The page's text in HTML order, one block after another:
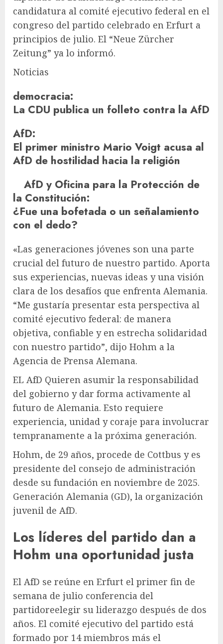
candidatura al comité ejecutivo federal en el
congreso del partido celebrado en Erfurt a
principios de julio. El “Neue Zürcher
Zeitung” ya lo informó.
Noticias
democracia:
La CDU publica un folleto contra la AfD
AfD:
El primer ministro Mario Voigt acusa al
AfD de hostilidad hacia la religión
AfD y Oficina para la Protección de
la Constitución:
¿Fue una bofetada o un señalamiento
con el dedo?
«Las generaciones jóvenes son una parte
crucial del futuro de nuestro partido. Aporta
sus experiencias, nuevas ideas y una visión
clara de los desafíos que enfrenta Alemania.
“Me gustaría presentar esta perspectiva al
comité ejecutivo federal: de manera
objetiva, confiable y en estrecha solidaridad
con nuestro partido”, dijo Hohm a la
Agencia de Prensa Alemana.
EL AfD Quieren asumir la responsabilidad
del gobierno y dar forma activamente al
futuro de Alemania. Esto requiere
experiencia, unidad y coraje para involucrar
tempranamente a la próxima generación.
Hohm, de 29 años, procede de Cottbus y es
presidente del consejo de administración
desde su fundación en noviembre de 2025.
Generación Alemania (GD), la organización
juvenil de AfD.
Los líderes del partido dan a
Hohm una oportunidad justa
El AfD se reúne en Erfurt el primer fin de
semana de julio conferencia del
partidoreelegir su liderazgo después de dos
años. El comité ejecutivo del partido está
formado por 14 miembros más el